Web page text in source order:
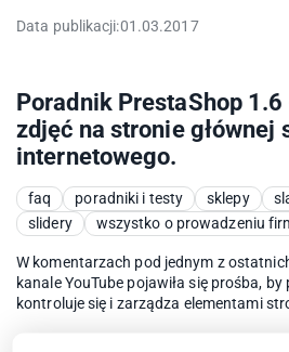
Data publikacji:01.03.2017
Poradnik PrestaShop
zdjęć na stronie głównej
internetowego.
faq poradniki i testy sklepy
slidery
wszystko o prowadzeniu
W komentarzach pod jednym z
kanale YouTube pojawiła się prośba,
kontroluje się i zarządza elementami